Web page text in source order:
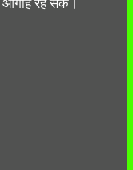
आगाह रह सकें।